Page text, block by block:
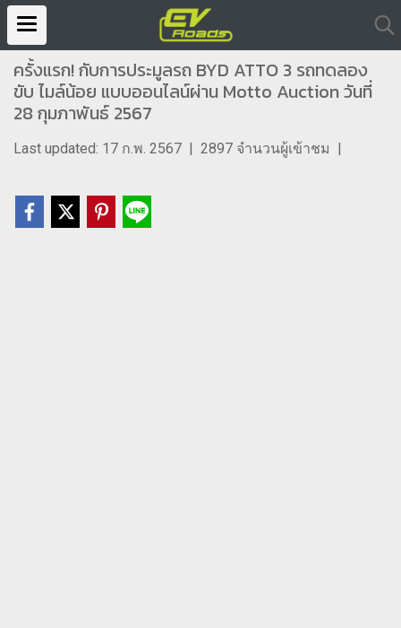
ครั้งแรก! กับการประมูลรถ BYD ATTO 3 รถทดลอง
ขับ ไมล์น้อย แบบออนไลน์ผ่าน Motto Auction วันที่
28 กุมภาพันธ์ 2567
Last updated: 17 ก.พ. 2567 | 2897 จำนวนผู้เข้าชม |